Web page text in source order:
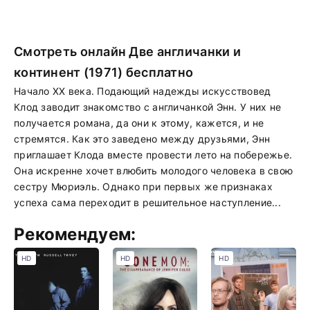
Смотреть онлайн Две англичанки и
континент (1971) бесплатно
Начало XX века. Подающий надежды искусствовед
Клод заводит знакомство с англичанкой Энн. У них не
получается романа, да они к этому, кажется, и не
стремятся. Как это заведено между друзьями, Энн
приглашает Клода вместе провести лето на побережье.
Она искренне хочет влюбить молодого человека в свою
сестру Мюриэль. Однако при первых же признаках
успеха сама переходит в решительное наступление...
Рекомендуем:
HD HD HD